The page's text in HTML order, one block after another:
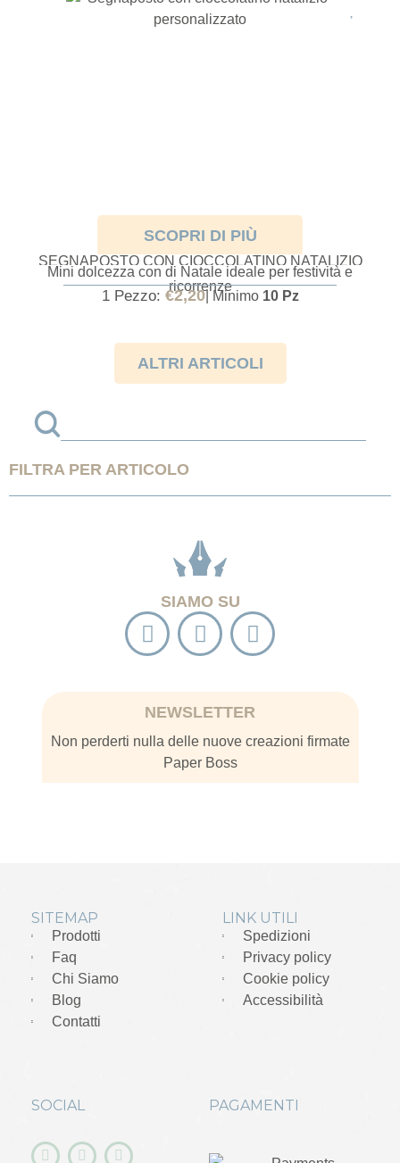
SCOPRI DI PIÙ
SEGNAPOSTO CON CIOCCOLATINO NATALIZIO
PERSONALIZZATO
Mini dolcezza con di Natale ideale per festività e
ricorrenze
1 Pezzo: €2,20| Minimo 10 Pz
ALTRI ARTICOLI
FILTRA PER ARTICOLO
SIAMO SU
NEWSLETTER
Non perderti nulla delle nuove creazioni firmate
Paper Boss
SITEMAP
Prodotti
Faq
Chi Siamo
Blog
Contatti
SOCIAL
LINK UTILI
Spedizioni
Privacy policy
Cookie policy
Accessibilità
PAGAMENTI